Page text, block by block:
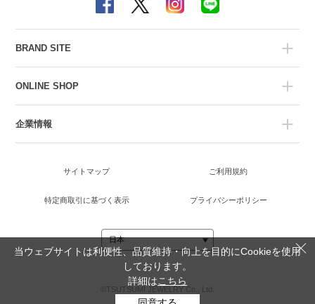
BRAND SITE
ONLINE SHOP
企業情報
サイトマップ ご利用規約
特定商取引に基づく表示 プライバシーポリシー
©TSUTSUMI JEWELRY Co., Ltd.
当ウェブサイトは利便性、品質維持・向上を目的にCookieを使用
しております。
詳細はこちら